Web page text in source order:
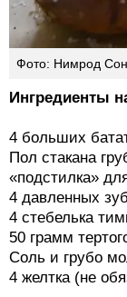
Фото: Нимрод
Ингредиенты
4 больших
Пол стакана
«подстилка»
4 давленных
4 стебелька
50 грамм
Соль и грубо
4 желтка (не